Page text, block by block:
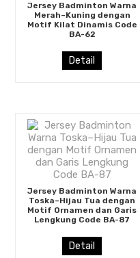
Jersey Badminton Warna
Merah–Kuning dengan
Motif Kilat Dinamis Code
BA-62
Detail
Jersey Badminton Warna
Toska–Hijau Tua dengan
Motif Ornamen dan Garis
Lengkung Code BA-87
Detail